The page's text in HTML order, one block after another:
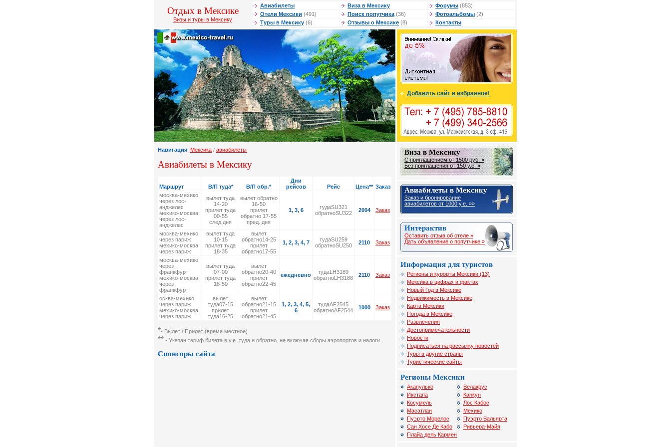
Отдых в Мексике
Визы и туры в Мексику
Авиабилеты Виза в Мексику Форумы (853)
Отели Мексики (491) Поиск попутчика (36) Фотоальбомы (2)
Туры в Мексику (6) Отзывы о Мексике (8) Контакты
Добавить сайт в избранное!
Навигация: Мексика / авиабилеты
Авиабилеты в Мексику
Маршрут В/П туда* В/П обр.*
Дни
рейсов
Рейс Цена** Заказ
москва-мехико
через лос-
анджелес
мехико-москва
через лос-
анджелес
вылет туда
14-20
прилет туда
00-55
след.дня
вылет обратно
16-50
прилет
обратно 17-55
пред. дня
1, 3, 6
тудаSU321
обратноSU322
2004 Заказ
москва-мехико
через париж
мехико-москва
через париж
вылет туда
10-15
прилет туда
18-35
вылет
обратно14-25
прилет
обратно17-55
1, 2, 3, 4, 7
тудаSU259
обратноSU250
2110 Заказ
москва-мехико
через
франкфурт
мехико-москва
через
франкфурт
вылет туда
07-00
прилет туда
18-50
вылет
обратно20-40
прилет
обратно22-45
ежедневно
тудаLH3189
обратноLH3188
2110 Заказ
осква-мехико
через париж
мехико-москва
через париж
вылет
туда07-15
прилет
туда16-25
вылет
обратно21-15
прилет
обратно21-45
1, 2, 3, 4, 5,
6
тудаAF2545
обратноAF2544
1000 Заказ
*- Вылет / Прилет (время местное)
** - Указан тариф билета в у.е. туда и обратно, не включая сборы аэропортов и налоги.
Спонсоры сайта
Виза в Мексику
С приглашением от 1500 руб. »
Без приглашения от 150 у.е. »
Авиабилеты в Мексику
Заказ и бронирование
авиабилетов от 1000 у.е. »»
Интерактив
Оставить отзыв об отеле »
Дать объявление о попутчике »
Информация для туристов
Регионы и курорты Мексики (13)
Мексика в цифрах и фактах
Новый Год в Мексике
Недвижимость в Мексике
Карта Мексики
Погода в Мексике
Развлечения
Достопримечательности
Новости
Подписаться на рассылку новостей
Туры в другие страны
Туристические сайты
Регионы Мексики
Акапулько
Икстапа
Косумель
Масатлан
Пуэрто Морелос
Сан Хосе Де Кабо
Плайа дель Кармен
Велакрус
Канкун
Лос Кабос
Мехико
Пуэрто Вальярта
Ривьера-Майя